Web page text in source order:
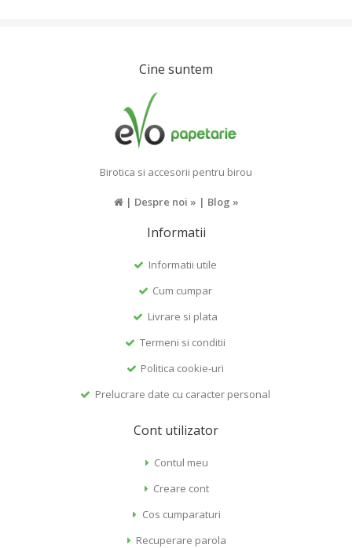
Cine suntem
Birotica si accesorii pentru birou
| Despre noi » | Blog »
Informatii
Informatii utile
Cum cumpar
Livrare si plata
Termeni si conditii
Politica cookie-uri
Prelucrare date cu caracter personal
Cont utilizator
Contul meu
Creare cont
Cos cumparaturi
Recuperare parola